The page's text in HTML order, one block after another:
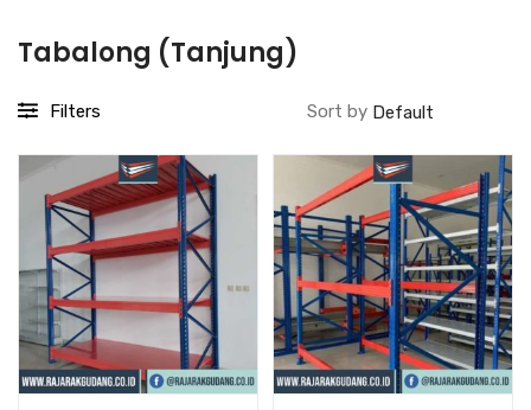
Tabalong (Tanjung)
Filters Sort by